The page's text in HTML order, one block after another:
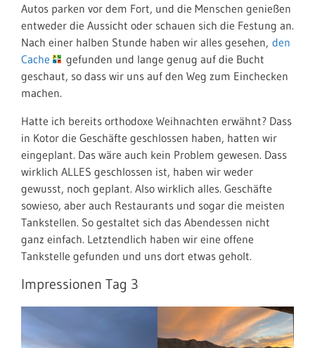
Autos parken vor dem Fort, und die Menschen genießen
entweder die Aussicht oder schauen sich die Festung an.
Nach einer halben Stunde haben wir alles gesehen, den
Cache
gefunden und lange genug auf die Bucht
geschaut, so dass wir uns auf den Weg zum Einchecken
machen.
Hatte ich bereits orthodoxe Weihnachten erwähnt? Dass
in Kotor die Geschäfte geschlossen haben, hatten wir
eingeplant. Das wäre auch kein Problem gewesen. Dass
wirklich ALLES geschlossen ist, haben wir weder
gewusst, noch geplant. Also wirklich alles. Geschäfte
sowieso, aber auch Restaurants und sogar die meisten
Tankstellen. So gestaltet sich das Abendessen nicht
ganz einfach. Letztendlich haben wir eine offene
Tankstelle gefunden und uns dort etwas geholt.
Impressionen Tag 3